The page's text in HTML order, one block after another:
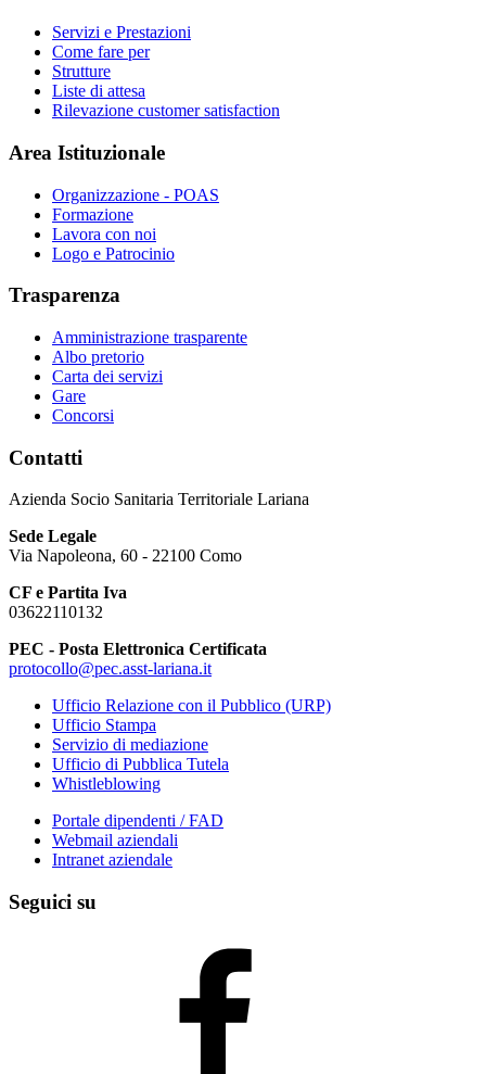
Servizi e Prestazioni
Come fare per
Strutture
Liste di attesa
Rilevazione customer satisfaction
Area Istituzionale
Organizzazione - POAS
Formazione
Lavora con noi
Logo e Patrocinio
Trasparenza
Amministrazione trasparente
Albo pretorio
Carta dei servizi
Gare
Concorsi
Contatti
Azienda Socio Sanitaria Territoriale Lariana
Sede Legale
Via Napoleona, 60 - 22100 Como
CF e Partita Iva
03622110132
PEC - Posta Elettronica Certificata
protocollo@pec.asst-lariana.it
Ufficio Relazione con il Pubblico (URP)
Ufficio Stampa
Servizio di mediazione
Ufficio di Pubblica Tutela
Whistleblowing
Portale dipendenti / FAD
Webmail aziendali
Intranet aziendale
Seguici su